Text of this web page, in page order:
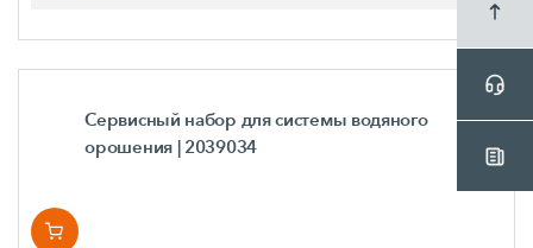
Сервисный набор для системы водяного
орошения | 2039034